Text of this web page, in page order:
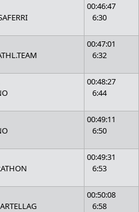
00:46:47
6:30
00:47:01
6:32
00:48:27
6:44
00:49:11
6:50
00:49:31
6:53
00:50:08
6:58